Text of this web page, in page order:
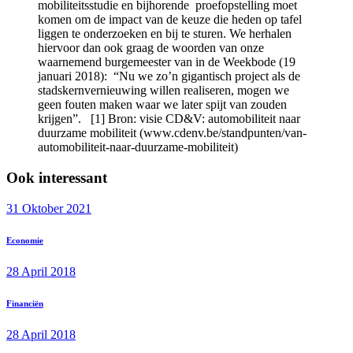
mobiliteitsstudie en bijhorende proefopstelling moet
komen om de impact van de keuze die heden op tafel
liggen te onderzoeken en bij te sturen. We herhalen
hiervoor dan ook graag de woorden van onze
waarnemend burgemeester van in de Weekbode (19
januari 2018): “Nu we zo’n gigantisch project als de
stadskernvernieuwing willen realiseren, mogen we
geen fouten maken waar we later spijt van zouden
krijgen”. [1] Bron: visie CD&V: automobiliteit naar
duurzame mobiliteit (www.cdenv.be/standpunten/van-
automobiliteit-naar-duurzame-mobiliteit)
Ook interessant
31 Oktober 2021
Economie
28 April 2018
Financiën
28 April 2018